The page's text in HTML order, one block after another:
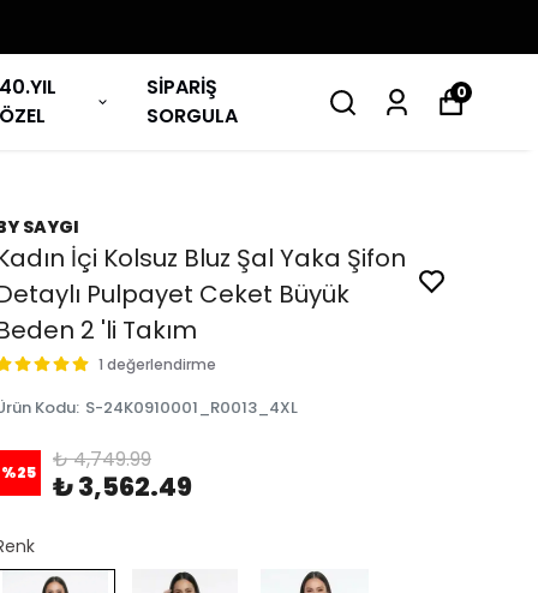
SİPARİŞ
SORGULA
0
SAYGI
İçi Kolsuz Bluz Şal Yaka Şifon
Pulpayet Ceket Büyük
2 'li Takım
1 değerlendirme
Kodu: S-24K0910001_R0013_4XL
%25 ₺ 4,749.99
₺ 3,562.49